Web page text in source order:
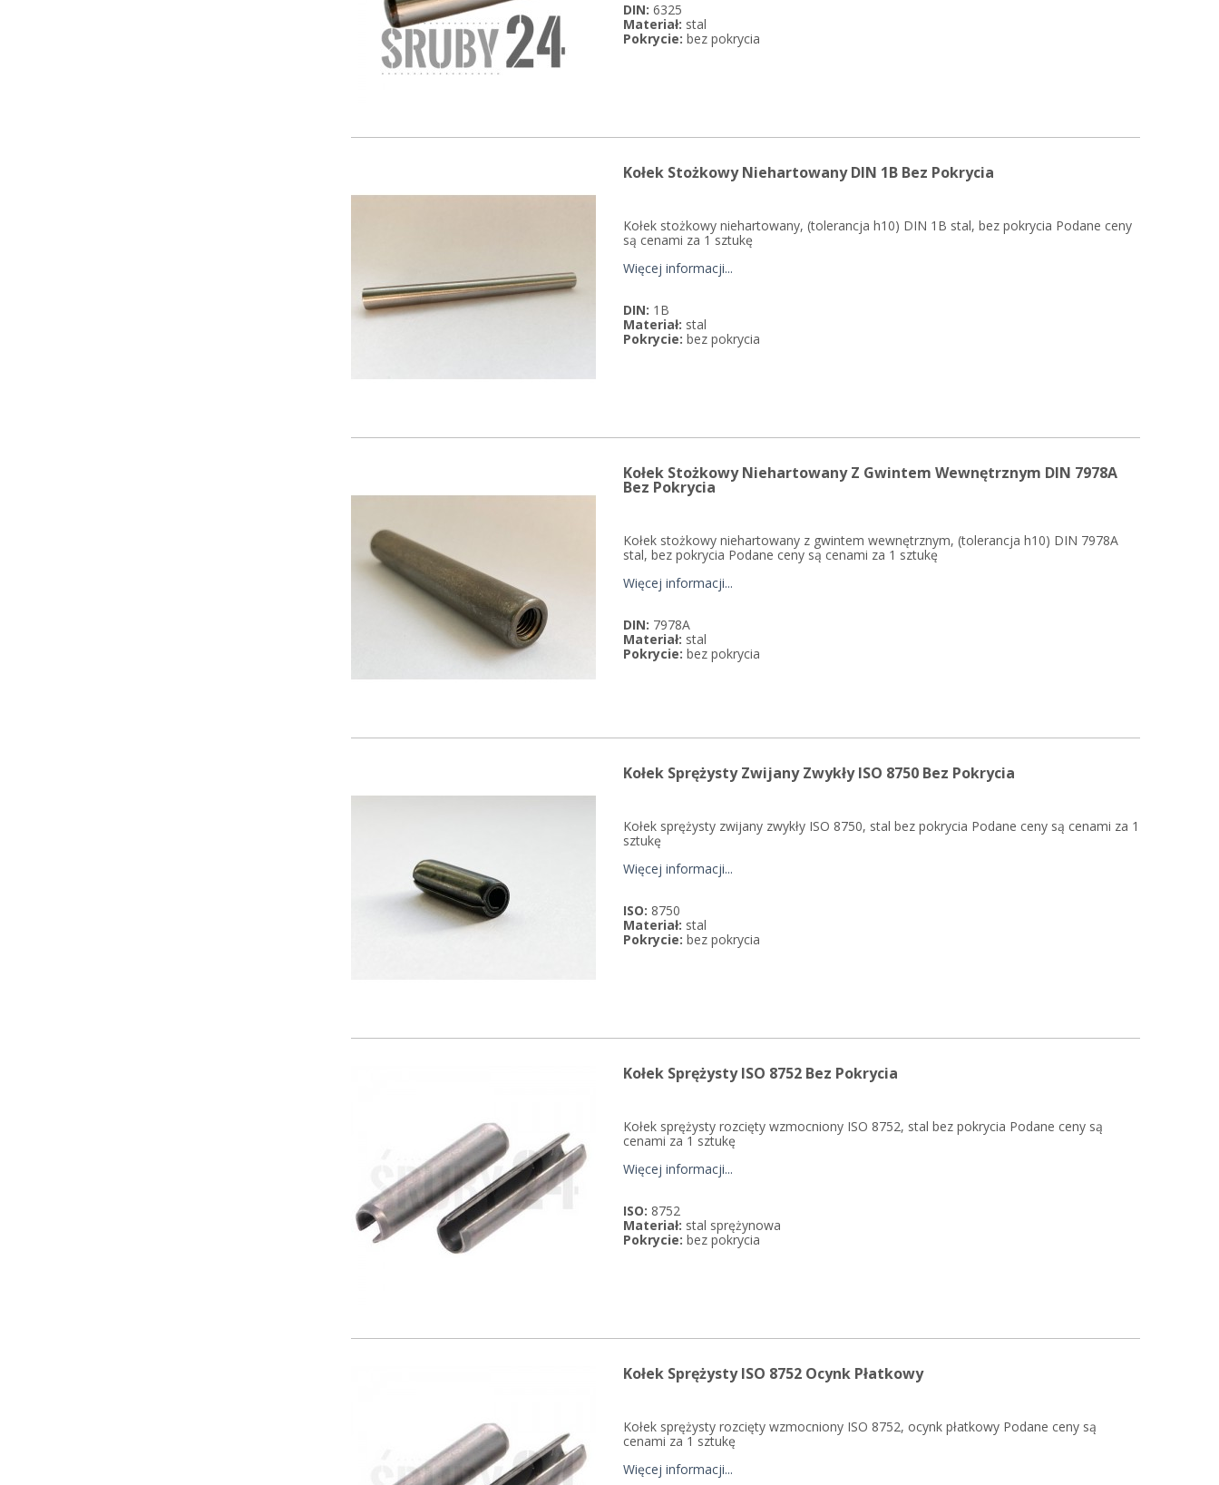
DIN: 6325
Materiał: stal
Pokrycie: bez pokrycia
Kołek Stożkowy Niehartowany DIN 1B Bez Pokrycia
Kołek stożkowy niehartowany, (tolerancja h10) DIN 1B stal, bez pokrycia Podane ceny
są cenami za 1 sztukę
Więcej informacji...
DIN: 1B
Materiał: stal
Pokrycie: bez pokrycia
Kołek Stożkowy Niehartowany Z Gwintem Wewnętrznym DIN 7978A
Bez Pokrycia
Kołek stożkowy niehartowany z gwintem wewnętrznym, (tolerancja h10) DIN 7978A
stal, bez pokrycia Podane ceny są cenami za 1 sztukę
Więcej informacji...
DIN: 7978A
Materiał: stal
Pokrycie: bez pokrycia
Kołek Sprężysty Zwijany Zwykły ISO 8750 Bez Pokrycia
Kołek sprężysty zwijany zwykły ISO 8750, stal bez pokrycia Podane ceny są cenami za 1
sztukę
Więcej informacji...
ISO: 8750
Materiał: stal
Pokrycie: bez pokrycia
Kołek Sprężysty ISO 8752 Bez Pokrycia
Kołek sprężysty rozcięty wzmocniony ISO 8752, stal bez pokrycia Podane ceny są
cenami za 1 sztukę
Więcej informacji...
ISO: 8752
Materiał: stal sprężynowa
Pokrycie: bez pokrycia
Kołek Sprężysty ISO 8752 Ocynk Płatkowy
Kołek sprężysty rozcięty wzmocniony ISO 8752, ocynk płatkowy Podane ceny są
cenami za 1 sztukę
Więcej informacji...